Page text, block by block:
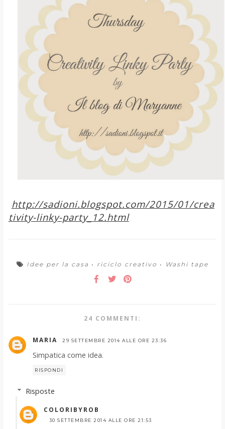
http://sadioni.blogspot.com/2015/01/crea
tivity-linky-party_12.html
Idee per la casa • riciclo creativo • Washi tape
24 COMMENTI:
MARIA 29 SETTEMBRE 2014 ALLE ORE 23:36
Simpatica come idea.
RISPONDI
Risposte
COLORIBYROB
30 SETTEMBRE 2014 ALLE ORE 21:53